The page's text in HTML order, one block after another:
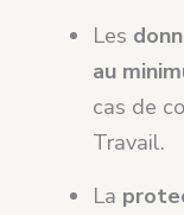
Les
au
cas de
Travail.
La